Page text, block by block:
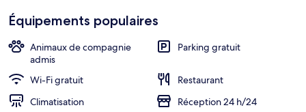
Équipements populaires
Animaux de compagnie
admis
Parking gratuit
Wi-Fi gratuit
Restaurant
Climatisation
Réception 24 h/24